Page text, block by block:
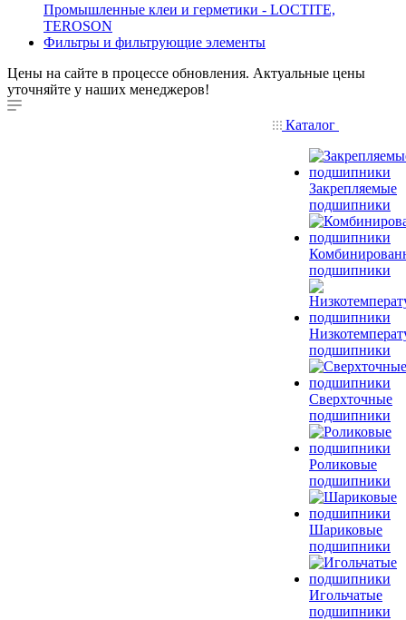
Промышленные клеи и герметики - LOCTITE,
TEROSON
Фильтры и фильтрующие элементы
Цены на сайте в процессе обновления. Актуальные цены
уточняйте у наших менеджеров!
Каталог
Закрепляемые
подшипники
подшипники
подшипники
Сверхточные
подшипники
Роликовые
подшипники
Шариковые
подшипники
Игольчатые
подшипники